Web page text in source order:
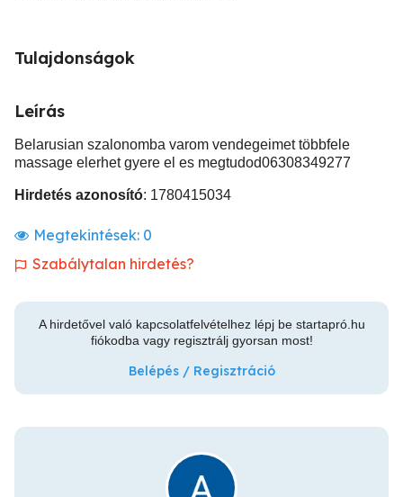
Tulajdonságok
Leírás
Belarusian szalonomba varom vendegeimet többfele
massage elerhet gyere el es megtudod06308349277
Hirdetés azonosító: 1780415034
Megtekintések: 0
Szabálytalan hirdetés?
A hirdetővel való kapcsolatfelvételhez lépj be startapró.hu
fiókodba vagy regisztrálj gyorsan most!
Belépés / Regisztráció